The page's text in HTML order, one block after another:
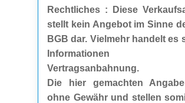
Rechtliches : Diese
stellt kein Angebot im Sinne
BGB dar. Vielmehr handelt es
Informationen
Vertragsanbahnung.
Die hier gemachten
ohne Gewähr und stellen